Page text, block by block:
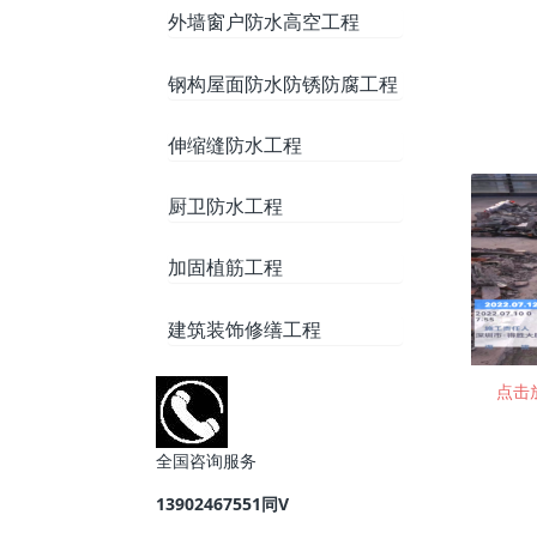
点击
外墙窗户防水高空工程
钢构屋面防水防锈防腐工程
伸缩缝防水工程
厨卫防水工程
加固植筋工程
建筑装饰修缮工程
全国咨询服务
13902467551同V